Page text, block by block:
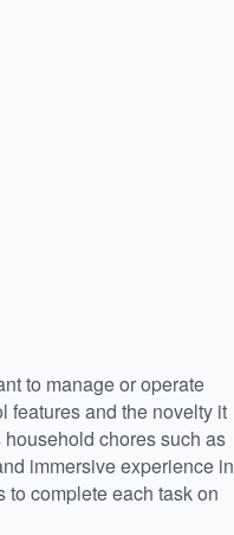
to manage or operate
features and the novelty it
chores such as
immersive experience in
complete each task on